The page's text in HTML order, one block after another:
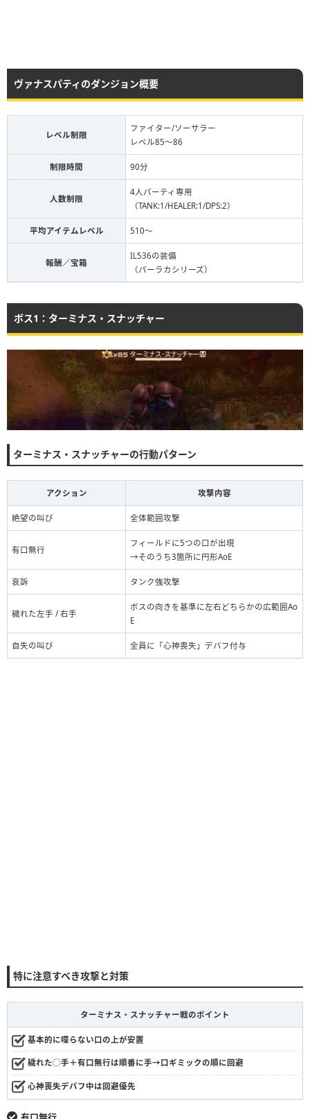
ヴァナスパティのダンジョン概要
レベル制限
ファイター/ソーサラー
レベル85〜86
制限時間 90分
人数制限
4人パーティ専用
（TANK:1/HEALER:1/DPS:2）
平均アイテムレベル 510〜
報酬／宝箱
IL536の装備
（パーラカシリーズ）
ボス1：ターミナス・スナッチャー
ターミナス・スナッチャーの行動パターン
アクション 攻撃内容
絶望の叫び 全体範囲攻撃
有口無行
フィールドに5つの口が出現
→そのうち3箇所に円形AoE
哀訴 タンク強攻撃
穢れた左手 / 右手
ボスの向きを基準に左右どちらかの広範囲Ao
E
自失の叫び 全員に「心神喪失」デバフ付与
特に注意すべき攻撃と対策
ターミナス・スナッチャー戦のポイント
基本的に喋らない口の上が安置
穢れた◯手＋有口無行は順番に手→口ギミックの順に回避
心神喪失デバフ中は回避優先